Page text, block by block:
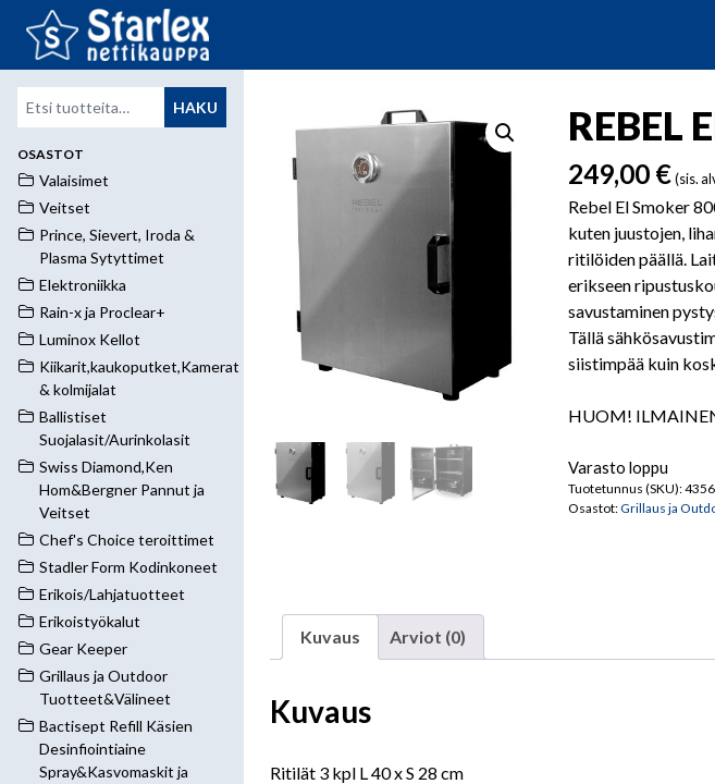
Etsi: HAKU
OSASTOT
Valaisimet
Veitset
Prince, Sievert, Iroda &
Plasma Sytyttimet
Elektroniikka
Rain-x ja Proclear+
Luminox Kellot
Kiikarit,kaukoputket,Kamerat
& kolmijalat
Ballistiset
Suojalasit/Aurinkolasit
Swiss Diamond,Ken
Hom&Bergner Pannut ja
Veitset
Chef's Choice teroittimet
Stadler Form Kodinkoneet
Erikois/Lahjatuotteet
Erikoistyökalut
Gear Keeper
Grillaus ja Outdoor
Tuotteet&Välineet
Bactisept Refill Käsien
Desinfiointiaine
Spray&Kasvomaskit ja
REBEL
249,00 €(sis.
Rebel El Smoker
kuten juustojen,
ritilöiden päällä.
erikseen
savustaminen
Tällä
siistimpää kuin
HUOM!
Varasto loppu
Tuotetunnus (SKU):4356
Osastot:Grillaus ja
Kuvaus Arviot (0)
Kuvaus
Ritilät 3 kpl L 40 x S 28 cm